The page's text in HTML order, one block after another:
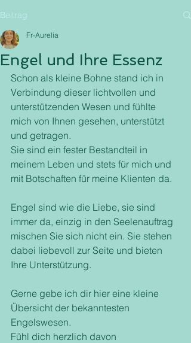
Beitrag
Engel und Ihre Essenz
Fr-Aurelia
Schon als kleine Bohne stand ich in
Verbindung dieser lichtvollen und
unterstützenden Wesen und fühlte
mich von Ihnen gesehen, unterstützt
und getragen.
Sie sind ein fester Bestandteil in
meinem Leben und stets für mich und
mit Botschaften für meine Klienten da.
Engel sind wie die Liebe, sie sind
immer da, einzig in den Seelenauftrag
mischen Sie sich nicht ein. Sie stehen
dabei liebevoll zur Seite und bieten
Ihre Unterstützung.
Gerne gebe ich dir hier eine kleine
Übersicht der bekanntesten
Engelswesen.
Fühl dich herzlich davon